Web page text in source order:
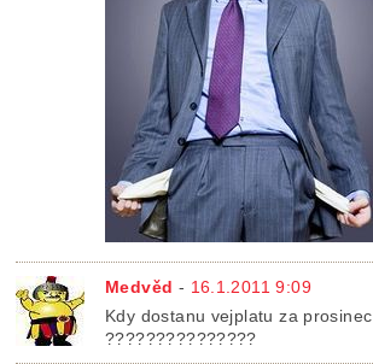
Medvěd - 16.1.2011 9:09
Kdy dostanu vejplatu za prosinec
???????????????